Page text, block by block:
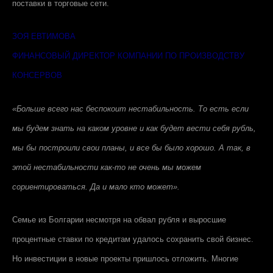
поставки в торговые сети.
ЗОЯ ЕВТИМОВА
ФИНАНСОВЫЙ ДИРЕКТОР КОМПАНИИ ПО ПРОИЗВОДСТВУ
КОНСЕРВОВ
«Больше всего нас беспокоит нестабильность. То есть если
мы будем знать на каком уровне и как будет вести себя рубль,
мы бы построили свои планы, и все бы было хорошо. А так, в
этой нестабильности как-то не очень мы можем
сориентироваться. Да и мало кто может».
Семье из Болгарии несмотря на обвал рубля и выросшие
процентные ставки по кредитам удалось сохранить свой бизнес.
Но инвестиции в новые проекты пришлось отложить. Многие